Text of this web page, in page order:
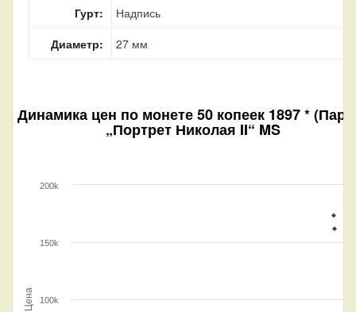
Гурт:
Надпись
Диаметр:
27 мм
Динамика цен по монете50 копеек 1897 *
„Портрет Николая II“ MS
Цена 100k
150k
200k